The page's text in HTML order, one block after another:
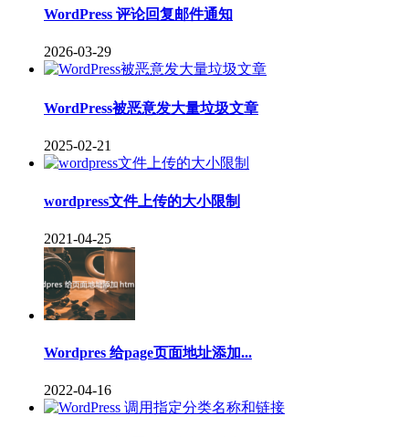
WordPress 评论回复邮件通知
2026-03-29
WordPress被恶意发大量垃圾文章
2025-02-21
wordpress文件上传的大小限制
2021-04-25
Wordpres 给page页面地址添加...
2022-04-16